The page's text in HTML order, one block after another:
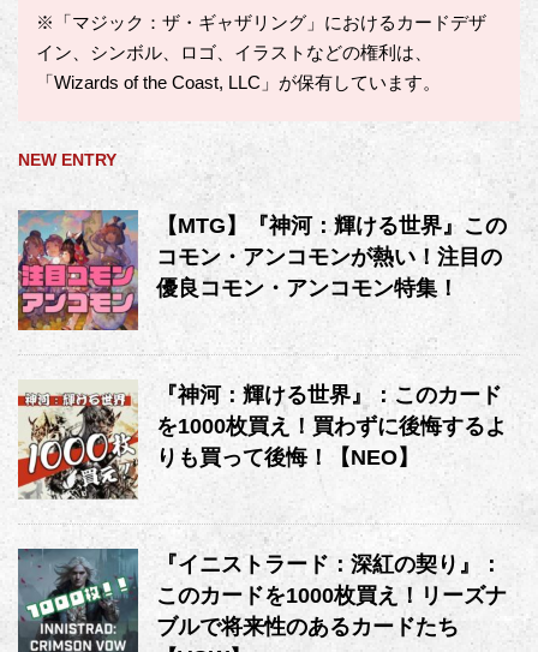
※「マジック：ザ・ギャザリング」におけるカードデザ
イン、シンボル、ロゴ、イラストなどの権利は、
「Wizards of the Coast, LLC」が保有しています。
NEW ENTRY
【MTG】『神河：輝ける世界』この
コモン・アンコモンが熱い！注目の
優良コモン・アンコモン特集！
『神河：輝ける世界』：このカード
を1000枚買え！買わずに後悔するよ
りも買って後悔！【NEO】
『イニストラード：深紅の契り』：
このカードを1000枚買え！リーズナ
ブルで将来性のあるカードたち